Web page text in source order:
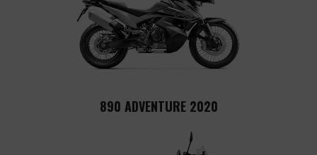
890 ADVENTURE 2020